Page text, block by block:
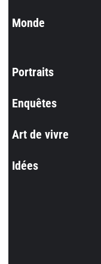
Monde
Portraits
Enquêtes
Art de vivre
Idées